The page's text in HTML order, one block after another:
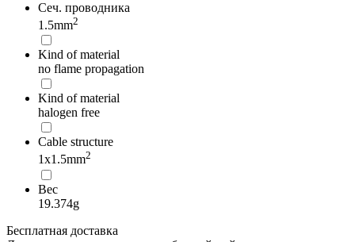
Сеч. проводника
1.5mm2
Kind of material
no flame propagation
Kind of material
halogen free
Cable structure
1x1.5mm2
Вес
19.374g
Бесплатная доставка